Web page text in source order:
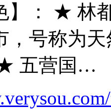
】： ★ 林
，号称为
五营国…